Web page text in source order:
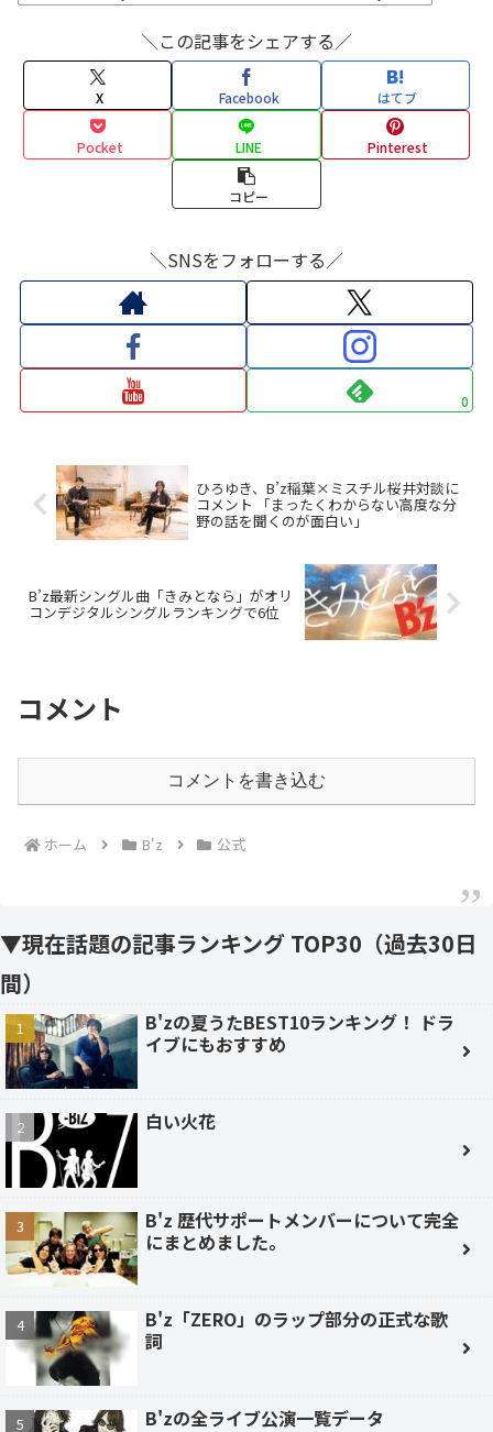
＼この記事をシェアする／
X Facebook はてブ
Pocket LINE Pinterest
コピー
＼SNSをフォローする／
0
ひろゆき、B’z稲葉×ミスチル桜井対談に
コメント 「まったくわからない高度な分
野の話を聞くのが面白い」
B’z最新シングル曲「きみとなら」がオリ
コンデジタルシングルランキングで6位
コメント
コメントを書き込む
ホーム B'z 公式
▼現在話題の記事ランキング TOP30（過去30日
間）
B'zの夏うたBEST10ランキング！ ドラ
イブにもおすすめ
白い火花
B'z 歴代サポートメンバーについて完全
にまとめました。
B'z「ZERO」のラップ部分の正式な歌
詞
B'zの全ライブ公演一覧データ